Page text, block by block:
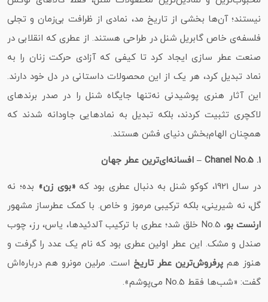
نیستند؛ آن‌ها بخشی از تاریخ مد، نمادی از ظرافت بی‌زمان و تجلی
فلسفه‌ی خاص گابریل شنل در طراحی هستند. از عطری که انقلابی در
صنعت عطر سازی ایجاد کرد تا کیفی که آزادی حرکت زنان را به
نماد تبدیل کرد، هر یک از این محصولات داستانی در دل خود دارند.
این آثار هنری پوشیدنی نه‌تنها جایگاه شنل را در صدر برندهای
لاکچری تثبیت کردند، بلکه تبدیل به نمادهایی جاودانه شدند که
همچنان الهام‌بخش دنیای فشن هستند.
1. Chanel No.5 – افسانه‌ای‌ترین عطر جهان
در سال 1921، کوکو شنل به دنبال عطری بود که «بوی زن» بده؛ نه
گل، نه شیرینی، بلکه ترکیبی مرموز و خاص. با کمک عطرساز مشهور
ارنست بو
، No.5 خلق شد؛ عطری با ترکیب آلدئیدها، یاس، رز، چوب
صندل و مشک. این عطر اولین عطری بود که نام یک عدد را گرفت و
هنوز هم پرفروش‌ترین عطر تاریخ است. مرلین مونرو هم درباره‌اش
گفت: «شب‌ها فقط No.5 می‌پوشم».